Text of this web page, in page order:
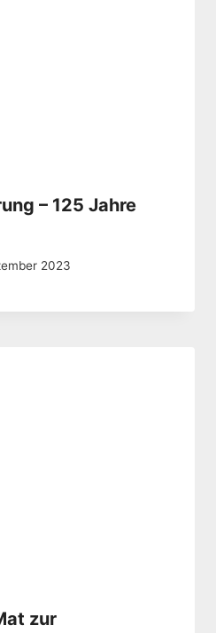
– 125 Jahre
2023
zur